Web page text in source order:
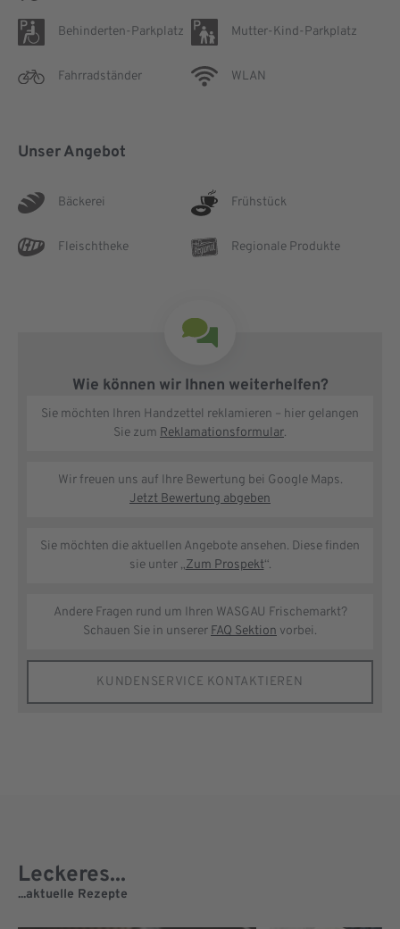
Behinderten-Parkplatz
Fahrradständer
Mutter-Kind-Parkplatz
WLAN
Unser Angebot
Bäckerei
Fleischtheke
Frühstück
Regionale Produkte
Wie können wir Ihnen weiterhelfen?
Sie möchten Ihren Handzettel reklamieren – hier gelangen
Sie zum Reklamationsformular.
Wir freuen uns auf Ihre Bewertung bei Google Maps.
Jetzt Bewertung abgeben
Sie möchten die aktuellen Angebote ansehen. Diese finden
sie unter „Zum Prospekt“.
Andere Fragen rund um Ihren WASGAU Frischemarkt?
Schauen Sie in unserer FAQ Sektion vorbei.
KUNDENSERVICE KONTAKTIEREN
Leckeres...
...aktuelle Rezepte